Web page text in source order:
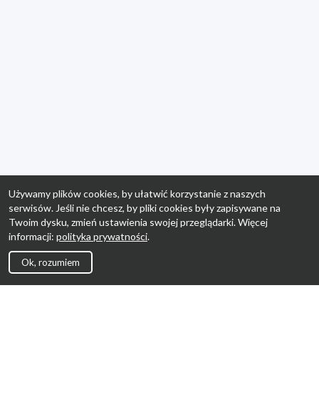
Używamy plików cookies, by ułatwić korzystanie z naszych
serwisów. Jeśli nie chcesz, by pliki cookies były zapisywane na
Twoim dysku, zmień ustawienia swojej przeglądarki. Więcej
informacji: polityka prywatności.
Ok, rozumiem